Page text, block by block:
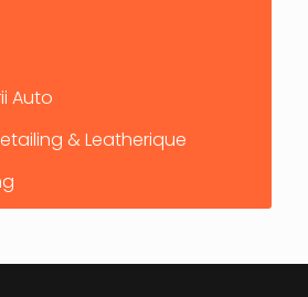
Auto
& Leatherique